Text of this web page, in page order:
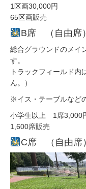
1区画30,000円
65区画販売
B席 （自由席）
総合グラウンドのメイ
す。
トラックフィールド内
ん。）
※イス・テーブルなど
小学生以上 1席3,000
1,600席販売
C席 （自由席）